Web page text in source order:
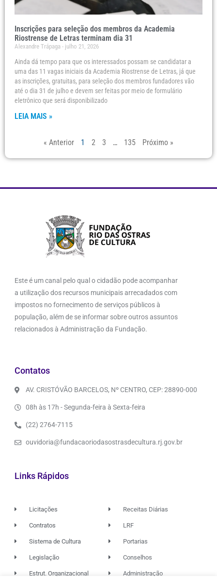
Inscrições para seleção dos membros da Academia
Riostrense de Letras terminam dia 31
Alexandre Trápaga julho 21, 2026
Ainda dá tempo para que os interessados possam se candidatar a
uma das 11 vagas iniciais da Academia Riostrense de Letras, já que
as inscrições, gratuitas, para seleção dos membros fundadores vão
até o dia 31 de julho e devem ser feitas por meio de formulário
eletrônico que será disponibilizado
LEIA MAIS »
« Anterior 1 2 3 … 135 Próximo »
Este é um canal pelo qual o cidadão pode acompanhar
a utilização dos recursos municipais arrecadados com
impostos no fornecimento de serviços públicos à
população, além de se informar sobre outros assuntos
relacionados à Administração da Fundação.
Contatos
AV. CRISTÓVÃO BARCELOS, Nº CENTRO, CEP: 28890-000
08h às 17h - Segunda-feira à Sexta-feira
(22) 2764-7115
ouvidoria@fundacaoriodasostrasdecultura.rj.gov.br
Links Rápidos
Licitações
Contratos
Sistema de Cultura
Legislação
Estrut. Organizacional
Receitas Diárias
LRF
Portarias
Conselhos
Administração